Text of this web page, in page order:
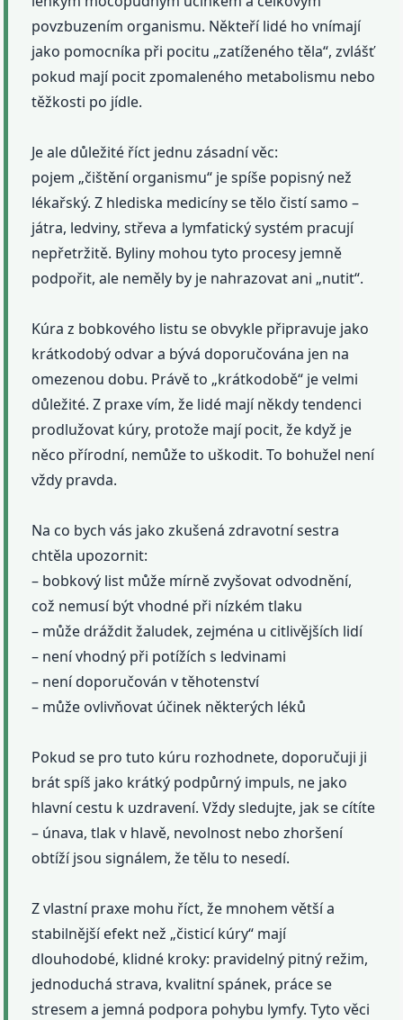
povzbuzením organismu. Někteří lidé ho vnímají
jako pomocníka při pocitu „zatíženého těla“, zvlášť
pokud mají pocit zpomaleného metabolismu nebo
těžkosti po jídle.
Je ale důležité říct jednu zásadní věc:
pojem „čištění organismu“ je spíše popisný než
lékařský. Z hlediska medicíny se tělo čistí samo –
játra, ledviny, střeva a lymfatický systém pracují
nepřetržitě. Byliny mohou tyto procesy jemně
podpořit, ale neměly by je nahrazovat ani „nutit“.
Kúra z bobkového listu se obvykle připravuje jako
krátkodobý odvar a bývá doporučována jen na
omezenou dobu. Právě to „krátkodobě“ je velmi
důležité. Z praxe vím, že lidé mají někdy tendenci
prodlužovat kúry, protože mají pocit, že když je
něco přírodní, nemůže to uškodit. To bohužel není
vždy pravda.
Na co bych vás jako zkušená zdravotní sestra
chtěla upozornit:
– bobkový list může mírně zvyšovat odvodnění,
což nemusí být vhodné při nízkém tlaku
– může dráždit žaludek, zejména u citlivějších lidí
– není vhodný při potížích s ledvinami
– není doporučován v těhotenství
– může ovlivňovat účinek některých léků
Pokud se pro tuto kúru rozhodnete, doporučuji ji
brát spíš jako krátký podpůrný impuls, ne jako
hlavní cestu k uzdravení. Vždy sledujte, jak se cítíte
– únava, tlak v hlavě, nevolnost nebo zhoršení
obtíží jsou signálem, že tělu to nesedí.
Z vlastní praxe mohu říct, že mnohem větší a
stabilnější efekt než „čisticí kúry“ mají
dlouhodobé, klidné kroky: pravidelný pitný režim,
jednoduchá strava, kvalitní spánek, práce se
stresem a jemná podpora pohybu lymfy. Tyto věci